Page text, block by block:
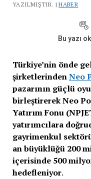
YAZILMIŞTIR. |HABER
Bu yazı
Türkiye’nin önde
şirketlerindenNeo
pazarının güçlü
birleştirerek Neo
Yatırım Fonu
yatırımcılara
gayrimenkul
an büyüklüğü 200
içerisinde 500
hedefleniyor.